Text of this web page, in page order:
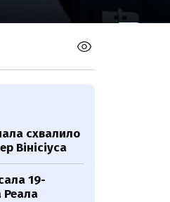
схвалило
Вінісіуса
19-
Реала